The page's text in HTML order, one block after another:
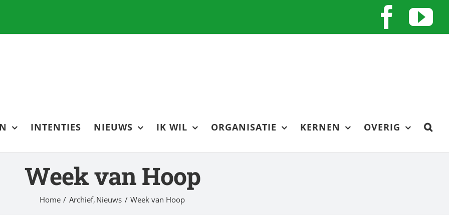
INTENTIES NIEUWS IK WIL ORGANISATIE KERNEN OVERIG
Week van Hoop
Home Archief Nieuws Week van Hoop